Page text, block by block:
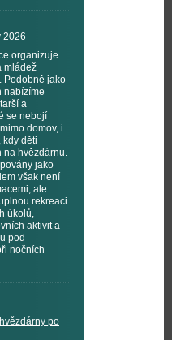
2026
organizuje
mládež
Podobně jako
nabízíme
a
se nebojí
domov, i
kdy děti
na hvězdárnu.
jako
však není
ale
rekreaci
úkolů,
aktivit a
pod
nočních
po